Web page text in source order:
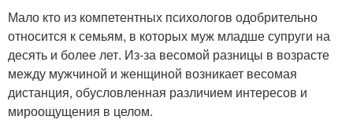
Мало кто из компетентных психологов одобрительно
относится к семьям, в которых муж младше супруги на
десять и более лет. Из-за весомой разницы в возрасте
между мужчиной и женщиной возникает весомая
дистанция, обусловленная различием интересов и
мироощущения в целом.